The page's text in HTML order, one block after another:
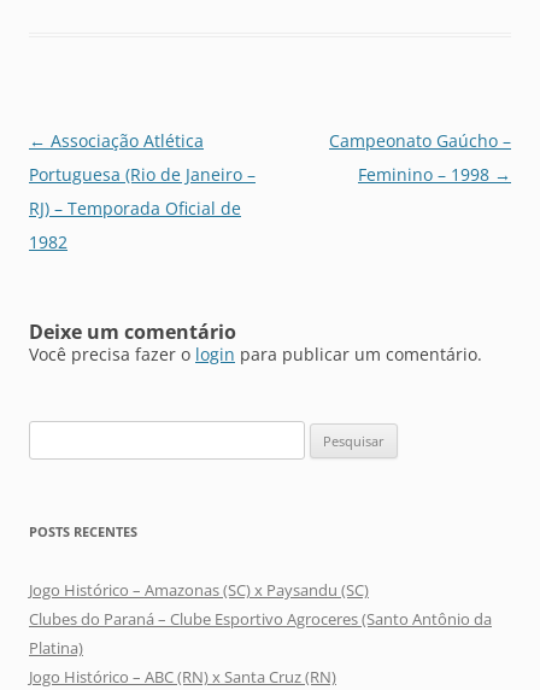
Navegação
de
posts
← Associação Atlética
Portuguesa (Rio de Janeiro –
RJ) – Temporada Oficial de
1982
Campeonato Gaúcho –
Feminino – 1998 →
Deixe um comentário
Você precisa fazer o login para publicar um comentário.
por:
POSTS RECENTES
Jogo Histórico – Amazonas (SC) x Paysandu (SC)
Clubes do Paraná – Clube Esportivo Agroceres (Santo Antônio da
Platina)
Jogo Histórico – ABC (RN) x Santa Cruz (RN)